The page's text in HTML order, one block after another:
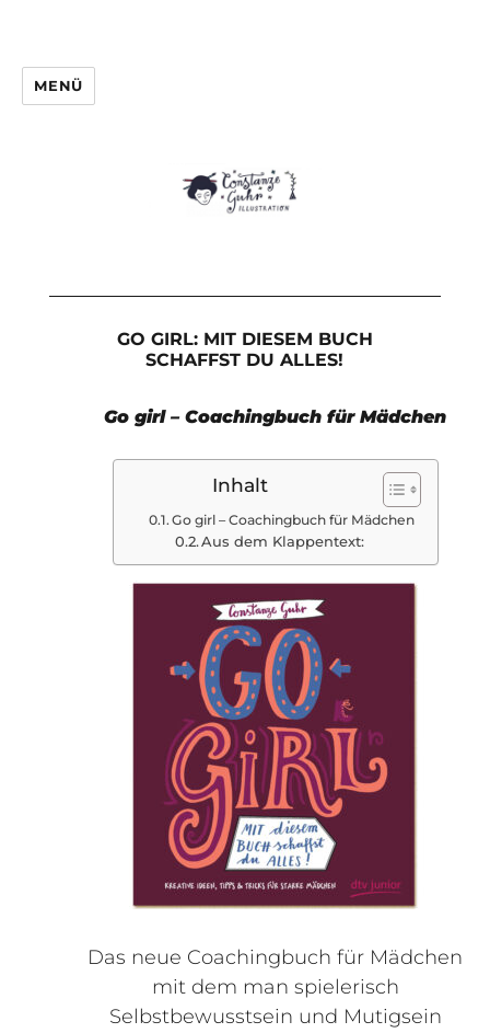
MENÜ
GO GIRL: MIT DIESEM BUCH
SCHAFFST DU ALLES!
Go girl – Coachingbuch für Mädchen
Inhalt
Go girl – Coachingbuch für Mädchen
Aus dem Klappentext:
Das neue Coachingbuch für Mädchen
mit dem man spielerisch
Selbstbewusstsein und Mutigsein